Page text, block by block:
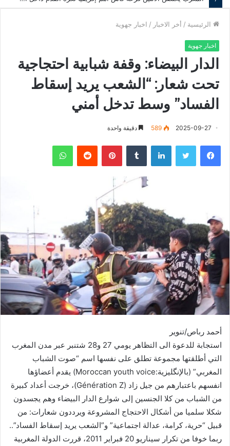
الرئيسية / أخر الاخبار / اخبار جهوية
اخبار جهوية
الدار البيضاء: وقفة شبابية احتجاجية
تحت شعار: “الشعب يريد إسقاط
الفساد” وسط تدخل أمني
2025-09-27
589 دقيقة واحدة
فيسبوك لينكدإن بينتيريست
أحمد رباص/تنوير
استجابة للدعوة الى التظاهر يومي 27 و28 شتنبر عبر مدن المغرب
التي أطلقتها مجموعة تطلق على نفسها اسم “صوت الشباب
المغربي” (بالإنگليزية:Moroccan youth voice) يقدم أعضاؤها
انفسهم باعتبارهم من جيل زاد (Génération Z)، خرجت أعداد كبيرة
من الشباب من كلا الجنسين إلى شوارع الدار البيضاء وهم يجسدون
شكلا سلميا من أشكال الاحتجاج المشروعة ويرددون شعارات: من
قبيل “حرية، كرامة، عدالة اجتماعية” و”الشعب يريد إسقاط الفساد”..
ربما خوفا من تكرار سيناريو 20 فبراير 2011، قررت الدولة المغربية